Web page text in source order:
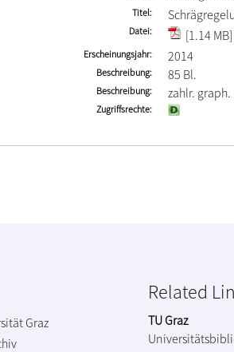
Titel
Datei [1.14 MB]
Erscheinungsjahr 2014
Beschreibung 85 Bl.
Beschreibung zahlr.
Zugriffsrechte
Graz
Related
TU Graz